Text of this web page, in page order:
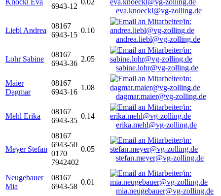
Knöckl Eva
6943-12
0.02
eva.knoeckl@vg-zolling.de
Liebl Andrea
08167
6943-15
0.10
andrea.liebl@vg-zolling.de
Lohr Sabine
08167
6943-36
2.05
sabine.lohr@vg-zolling.de
Maier
Dagmar
08167
6943-16
1.08
dagmar.maier@vg-zolling.de
Mehl Erika
08167
6943-35
0.14
erika.mehl@vg-zolling.de
Meyer Stefan
08167
6943-50
0170
7942402
0.05
stefan.meyer@vg-zolling.de
Neugebauer
Mia
08167
6943-58
0.01
mia.neugebauer@vg-zolling.de